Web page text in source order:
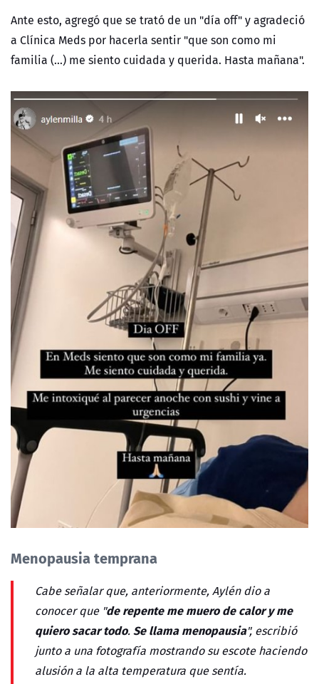
Ante esto, agregó que se trató de un "día off" y agradeció
a Clínica Meds por hacerla sentir "que son como mi
familia (...) me siento cuidada y querida. Hasta mañana".
Menopausia temprana
Cabe señalar que, anteriormente, Aylén dio a
conocer que "de repente me muero de calor y me
quiero sacar todo.Se llama menopausia", escribió
junto a una fotografía mostrando su escote haciendo
alusión a la alta temperatura que sentía.